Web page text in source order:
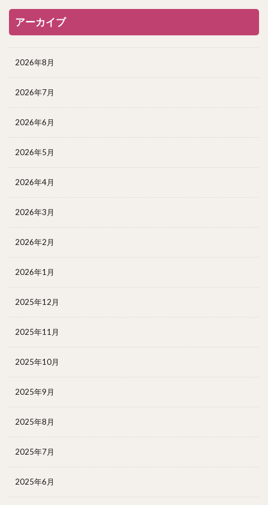
アーカイブ
2026年8月
2026年7月
2026年6月
2026年5月
2026年4月
2026年3月
2026年2月
2026年1月
2025年12月
2025年11月
2025年10月
2025年9月
2025年8月
2025年7月
2025年6月